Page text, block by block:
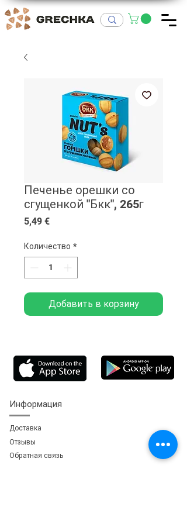
Печенье орешки со
сгущенкой "Бкк", 265г
5,49 €Цена
Количество *
Добавить в корзину
Информация
Доставка
Отзывы
Обратная связь